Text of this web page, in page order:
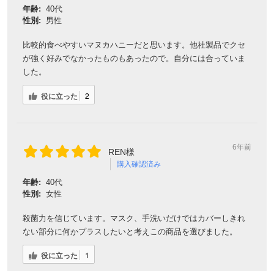
年齢: 40代
性別:
男性
比較的食べやすいマヌカハニーだと思います。他社製品でクセ
が強く好みでなかったものもあったので。自分には合っていま
した。
役に立った 2
REN様
購入確認済み
6年前
年齢: 40代
性別: 女性
殺菌力を信じています。マスク、手洗いだけではカバーしきれ
ない部分に何かプラスしたいと考えこの商品を選びました。
役に立った 1